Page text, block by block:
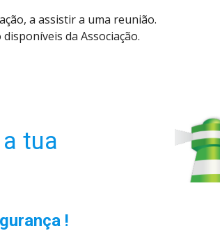
a assistir a uma reunião.
da Associação.
tua
!